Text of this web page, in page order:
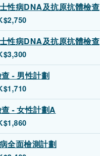
性病DNA及抗原抗體檢查
性病DNA及抗原抗體檢查
- 男性計劃
- 女性計劃A
全面檢測計劃